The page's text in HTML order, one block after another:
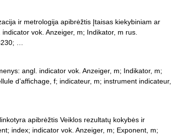
ir metrologija apibrėžtis Įtaisas kiekybiniam ar
vok. Anzeiger, m; Indikator, m rus.
…
angl. indicator vok. Anzeiger, m; Indikator, m;
d’affichage, f; indicateur, m; instrument indicateur,
apibrėžtis Veiklos rezultatų kokybės ir
index; indicator vok. Anzeiger, m; Exponent, m;